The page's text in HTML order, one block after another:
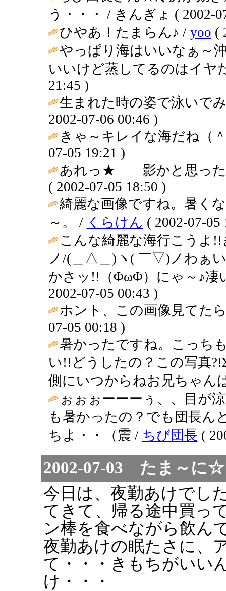
う・・・ / きんぎょ ( 2002-
ひやあ！たまらん♪ / yoo (
やっぱり海はいいなぁ～
いいけど蒸してるのはイヤ
21:45 )
生まれた時の姿で泳いで
2002-07-06 00:46 )
きゃ～キレイな海だね
07-05 19:21 )
あれっ★ 影かと思っ
( 2002-07-05 18:50 )
綺麗な画像ですね。暑く
～。 / くらけん ( 2002-07-05
こんな綺麗な海行こうよ
ノ/(＿△＿)ヽ( ￣▽)ノわぁ
かさッ!!（ΦωΦ）にゃ～♪凄
2002-07-05 00:43 )
ホント、この画像見てた
07-05 00:18 )
暑かったですね。こっち
い!!どうしたの？この写真
側にいつからねお兄ちゃん
ぉぉぉーーーぅ、、目が
も暑かったの？でも団長
ちよ・・（震 / ちび団長 (
2002-07-03 たま～に
今日は、夜勤あけでし
てきて、帰る途中買っ
ン棒を食べながら飲ん
夜勤あけの眠たさに、
て・・・きもちがいい
け・・・